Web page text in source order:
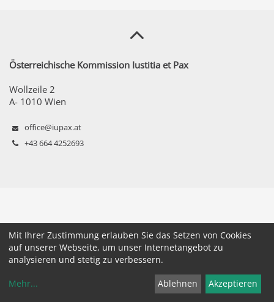
Österreichische Kommission Iustitia et Pax
Wollzeile 2
A- 1010 Wien
office@iupax.at
+43 664 4252693
Mit Ihrer Zustimmung erlauben Sie das Setzen von Cookies
auf unserer Webseite, um unser Internetangebot zu
analysieren und stetig zu verbessern.
Mehr... Ablehnen Akzeptieren